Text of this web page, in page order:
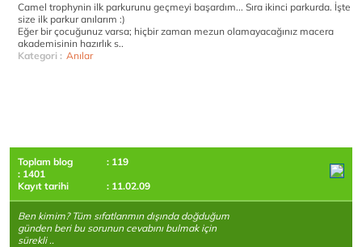
Camel trophynin ilk parkurunu geçmeyi başardım... Sıra ikinci parkurda. İşte
size ilk parkur anılarım :)
Eğer bir çocuğunuz varsa; hiçbir zaman mezun olamayacağınız macera
akademisinin hazırlık s..
Kategori : Anılar
Toplam blog
: 119
: 1401
Kayıt tarihi
: 11.02.09
Ben kimim? Tüm sıfatlarımın dışında doğduğum
günden beri bu sorunun cevabını bulmak için
sürekli ..